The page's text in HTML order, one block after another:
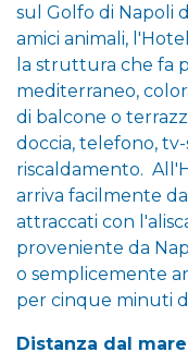
sul Golfo di Napoli
amici animali,
la struttura che fa
mediterraneo,
di balcone o
doccia, telefono,
riscaldamento.
arriva facilmente
attraccati con
proveniente da
o semplicemente
per cinque minuti
Distanza dal